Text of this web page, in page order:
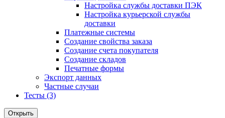
Настройка службы доставки ПЭК
Настройка курьерской службы
доставки
Платежные системы
Создание свойства заказа
Создание счета покупателя
Создание складов
Печатные формы
Экспорт данных
Частные случаи
Тесты (3)
Открыть